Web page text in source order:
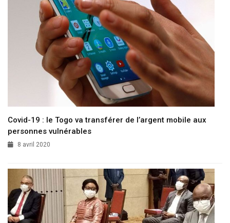
Covid-19 : le Togo va transférer de l’argent mobile aux
personnes vulnérables
8 avril 2020